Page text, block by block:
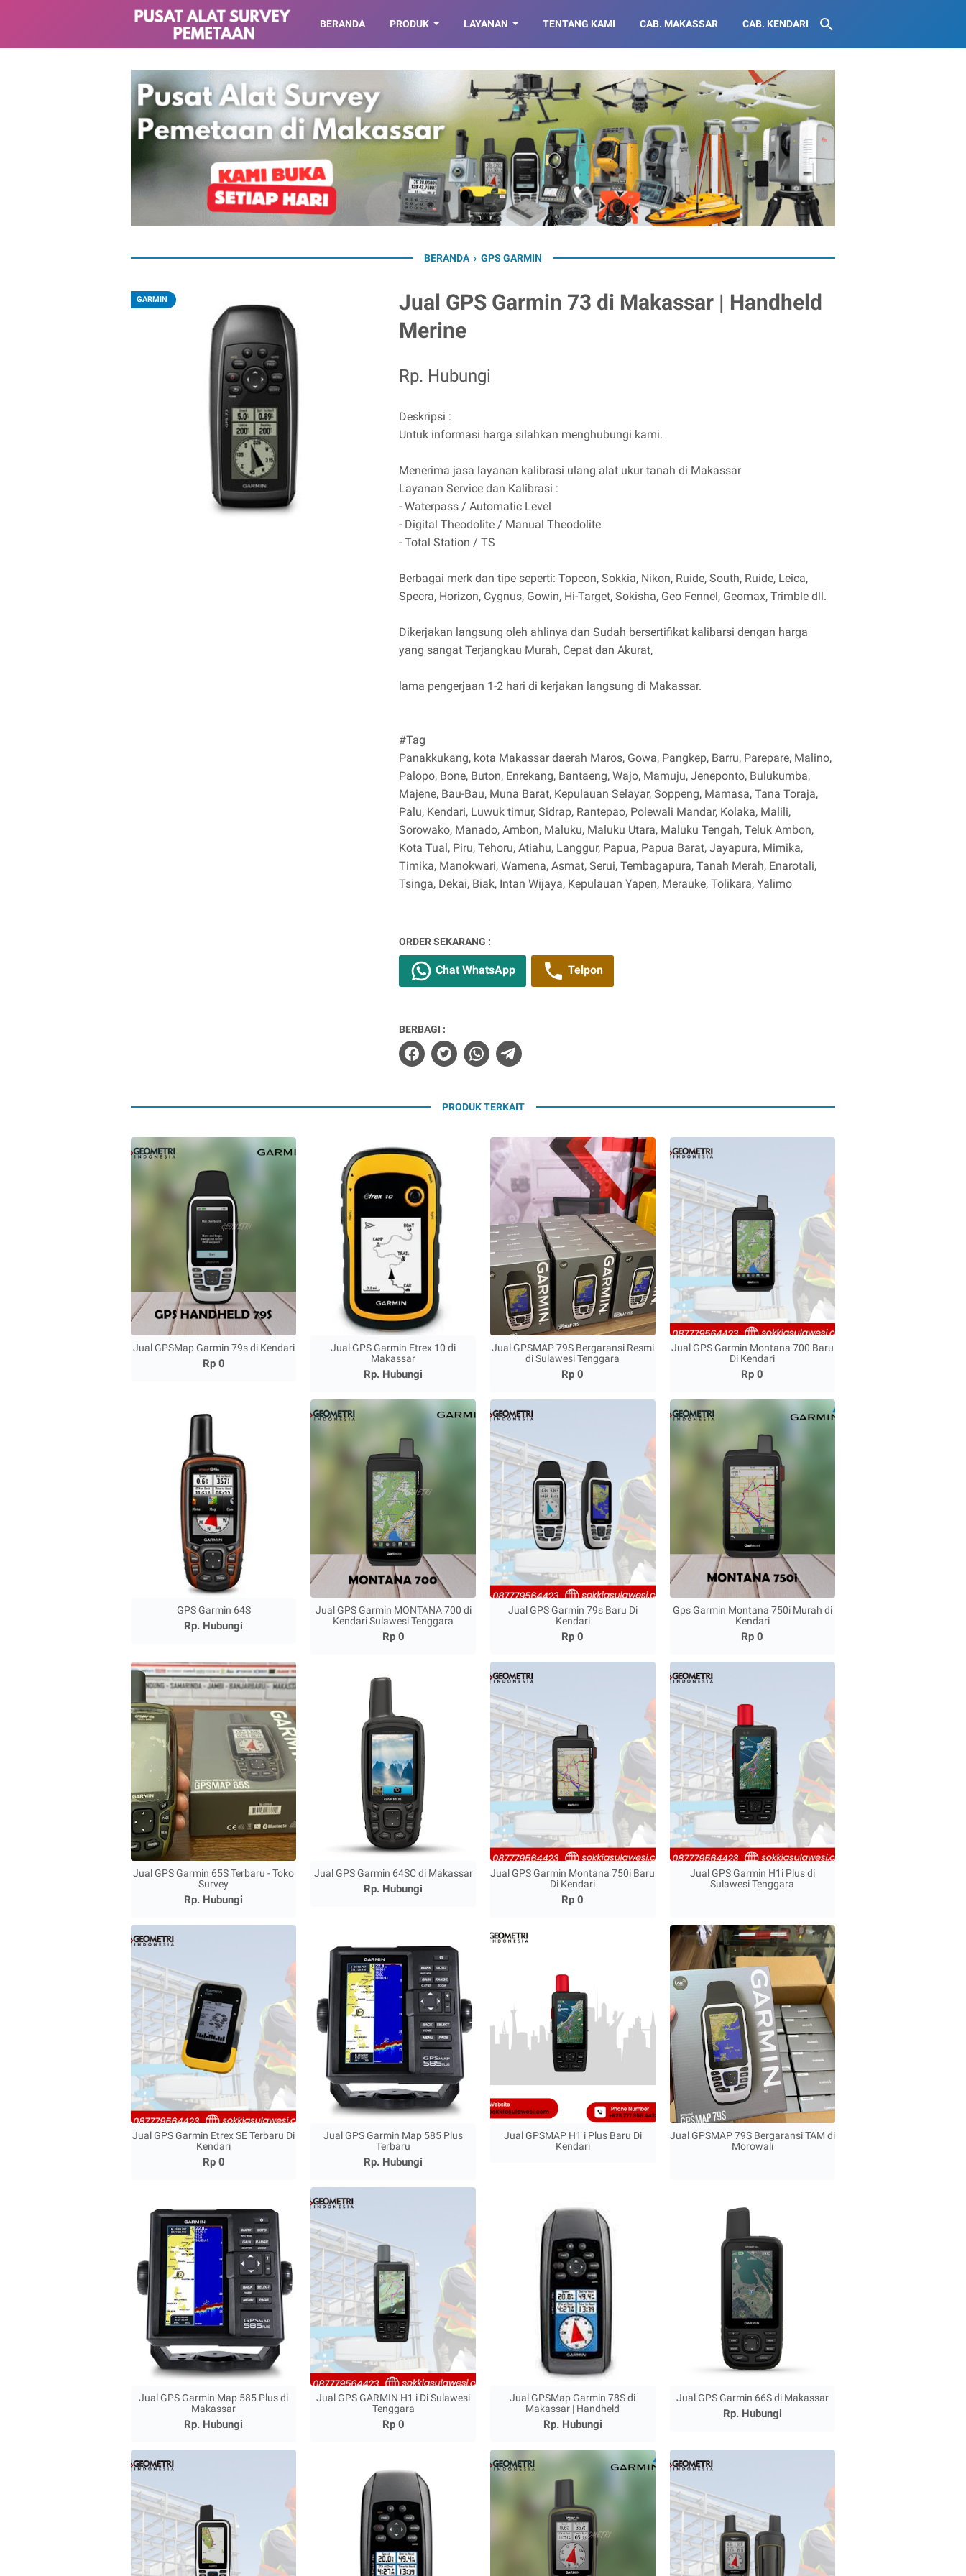
BERANDA PRODUK LAYANAN TENTANG KAMI CAB. MAKASSAR CAB. KENDARI
BERANDA › GPS GARMIN
Jual GPS Garmin 73 di Makassar | Handheld
Merine
GARMIN
Rp. Hubungi
Deskripsi :
Untuk informasi harga silahkan menghubungi kami.
Menerima jasa layanan kalibrasi ulang alat ukur tanah di Makassar
Layanan Service dan Kalibrasi :
- Waterpass / Automatic Level
- Digital Theodolite / Manual Theodolite
- Total Station / TS
Berbagai merk dan tipe seperti: Topcon, Sokkia, Nikon, Ruide, South, Ruide, Leica,
Specra, Horizon, Cygnus, Gowin, Hi-Target, Sokisha, Geo Fennel, Geomax, Trimble dll.
Dikerjakan langsung oleh ahlinya dan Sudah bersertifikat kalibarsi dengan harga
yang sangat Terjangkau Murah, Cepat dan Akurat,
lama pengerjaan 1-2 hari di kerjakan langsung di Makassar.
#Tag
Panakkukang, kota Makassar daerah Maros, Gowa, Pangkep, Barru, Parepare, Malino,
Palopo, Bone, Buton, Enrekang, Bantaeng, Wajo, Mamuju, Jeneponto, Bulukumba,
Majene, Bau-Bau, Muna Barat, Kepulauan Selayar, Soppeng, Mamasa, Tana Toraja,
Palu, Kendari, Luwuk timur, Sidrap, Rantepao, Polewali Mandar, Kolaka, Malili,
Sorowako, Manado, Ambon, Maluku, Maluku Utara, Maluku Tengah, Teluk Ambon,
Kota Tual, Piru, Tehoru, Atiahu, Langgur, Papua, Papua Barat, Jayapura, Mimika,
Timika, Manokwari, Wamena, Asmat, Serui, Tembagapura, Tanah Merah, Enarotali,
Tsinga, Dekai, Biak, Intan Wijaya, Kepulauan Yapen, Merauke, Tolikara, Yalimo
ORDER SEKARANG :
Chat WhatsApp Telpon
BERBAGI :
PRODUK TERKAIT
Jual GPSMap Garmin 79s di Kendari
Rp 0
Jual GPS Garmin Etrex 10 di
Makassar
Rp. Hubungi
Jual GPSMAP 79S Bergaransi Resmi
di Sulawesi Tenggara
Rp 0
Jual GPS Garmin Montana 700 Baru
Di Kendari
Rp 0
GPS Garmin 64S
Rp. Hubungi
Jual GPS Garmin MONTANA 700 di
Kendari Sulawesi Tenggara
Rp 0
Jual GPS Garmin 79s Baru Di
Kendari
Rp 0
Gps Garmin Montana 750i Murah di
Kendari
Rp 0
Jual GPS Garmin 65S Terbaru - Toko
Survey
Rp. Hubungi
Jual GPS Garmin 64SC di Makassar
Rp. Hubungi
Jual GPS Garmin Montana 750i Baru
Di Kendari
Rp 0
Jual GPS Garmin H1i Plus di
Sulawesi Tenggara
Jual GPS Garmin Etrex SE Terbaru Di
Kendari
Rp 0
Jual GPS Garmin Map 585 Plus
Terbaru
Rp. Hubungi
Jual GPSMAP H1 i Plus Baru Di
Kendari
Jual GPSMAP 79S Bergaransi TAM di
Morowali
Jual GPS Garmin Map 585 Plus di
Makassar
Rp. Hubungi
Jual GPS GARMIN H1 i Di Sulawesi
Tenggara
Rp 0
Jual GPSMap Garmin 78S di
Makassar | Handheld
Rp. Hubungi
Jual GPS Garmin 66S di Makassar
Rp. Hubungi